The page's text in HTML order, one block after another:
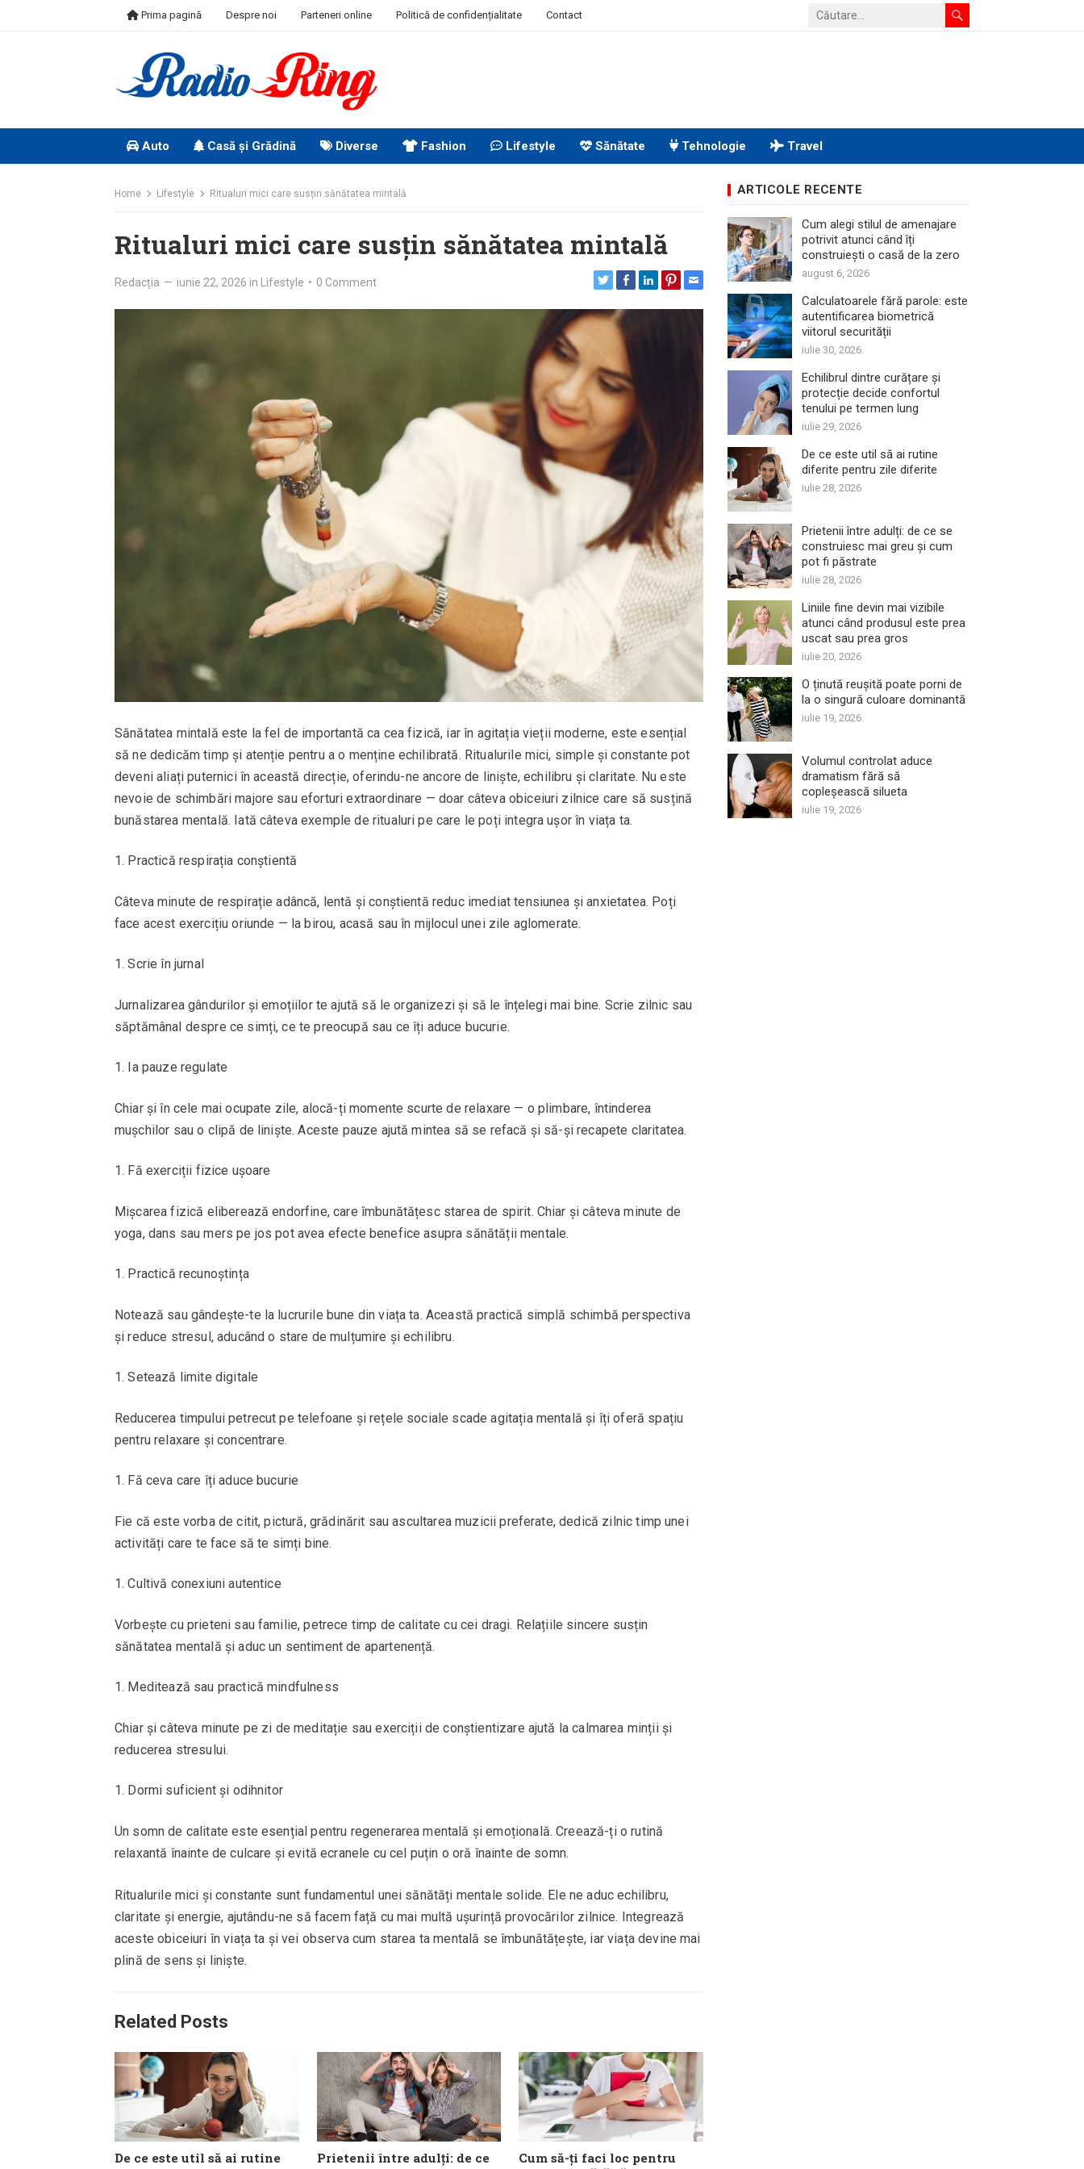
Prima pagină Despre noi Parteneri online Politică de confidențialitate Contact
Auto Casă și Grădină Diverse Fashion Lifestyle Sănătate Tehnologie Travel
Home Lifestyle Ritualuri mici care susțin sănătatea mintală
Ritualuri mici care susțin sănătatea mintală
Redacția — iunie 22, 2026 in Lifestyle • 0 Comment
Sănătatea mintală este la fel de importantă ca cea fizică, iar în agitația vieții moderne, este esențial
să ne dedicăm timp și atenție pentru a o menține echilibrată. Ritualurile mici, simple și constante pot
deveni aliați puternici în această direcție, oferindu-ne ancore de liniște, echilibru și claritate. Nu este
nevoie de schimbări majore sau eforturi extraordinare — doar câteva obiceiuri zilnice care să susțină
bunăstarea mentală. Iată câteva exemple de ritualuri pe care le poți integra ușor în viața ta.
Practică respirația conștientă
Câteva minute de respirație adâncă, lentă și conștientă reduc imediat tensiunea și anxietatea. Poți
face acest exercițiu oriunde — la birou, acasă sau în mijlocul unei zile aglomerate.
Scrie în jurnal
Jurnalizarea gândurilor și emoțiilor te ajută să le organizezi și să le înțelegi mai bine. Scrie zilnic sau
săptămânal despre ce simți, ce te preocupă sau ce îți aduce bucurie.
Ia pauze regulate
Chiar și în cele mai ocupate zile, alocă-ți momente scurte de relaxare — o plimbare, întinderea
mușchilor sau o clipă de liniște. Aceste pauze ajută mintea să se refacă și să-și recapete claritatea.
Fă exerciții fizice ușoare
Mișcarea fizică eliberează endorfine, care îmbunătățesc starea de spirit. Chiar și câteva minute de
yoga, dans sau mers pe jos pot avea efecte benefice asupra sănătății mentale.
Practică recunoștința
Notează sau gândește-te la lucrurile bune din viața ta. Această practică simplă schimbă perspectiva
și reduce stresul, aducând o stare de mulțumire și echilibru.
Setează limite digitale
Reducerea timpului petrecut pe telefoane și rețele sociale scade agitația mentală și îți oferă spațiu
pentru relaxare și concentrare.
Fă ceva care îți aduce bucurie
Fie că este vorba de citit, pictură, grădinărit sau ascultarea muzicii preferate, dedică zilnic timp unei
activități care te face să te simți bine.
Cultivă conexiuni autentice
Vorbește cu prieteni sau familie, petrece timp de calitate cu cei dragi. Relațiile sincere susțin
sănătatea mentală și aduc un sentiment de apartenență.
Meditează sau practică mindfulness
Chiar și câteva minute pe zi de meditație sau exerciții de conștientizare ajută la calmarea minții și
reducerea stresului.
Dormi suficient și odihnitor
Un somn de calitate este esențial pentru regenerarea mentală și emoțională. Creează-ți o rutină
relaxantă înainte de culcare și evită ecranele cu cel puțin o oră înainte de somn.
Ritualurile mici și constante sunt fundamentul unei sănătăți mentale solide. Ele ne aduc echilibru,
claritate și energie, ajutându-ne să facem față cu mai multă ușurință provocărilor zilnice. Integrează
aceste obiceiuri în viața ta și vei observa cum starea ta mentală se îmbunătățește, iar viața devine mai
plină de sens și liniște.
Related Posts
De ce este util să ai rutine
Prietenii între adulți: de ce
Cum să-ți faci loc pentru
ARTICOLE RECENTE
Cum alegi stilul de amenajare
potrivit atunci când îți
construiești o casă de la zero
august 6, 2026
Calculatoarele fără parole: este
autentificarea biometrică
viitorul securității
iulie 30, 2026
Echilibrul dintre curățare și
protecție decide confortul
tenului pe termen lung
iulie 29, 2026
De ce este util să ai rutine
diferite pentru zile diferite
iulie 28, 2026
Prietenii între adulți: de ce se
construiesc mai greu și cum
pot fi păstrate
iulie 28, 2026
Liniile fine devin mai vizibile
atunci când produsul este prea
uscat sau prea gros
iulie 20, 2026
O ținută reușită poate porni de
la o singură culoare dominantă
iulie 19, 2026
Volumul controlat aduce
dramatism fără să
copleșească silueta
iulie 19, 2026